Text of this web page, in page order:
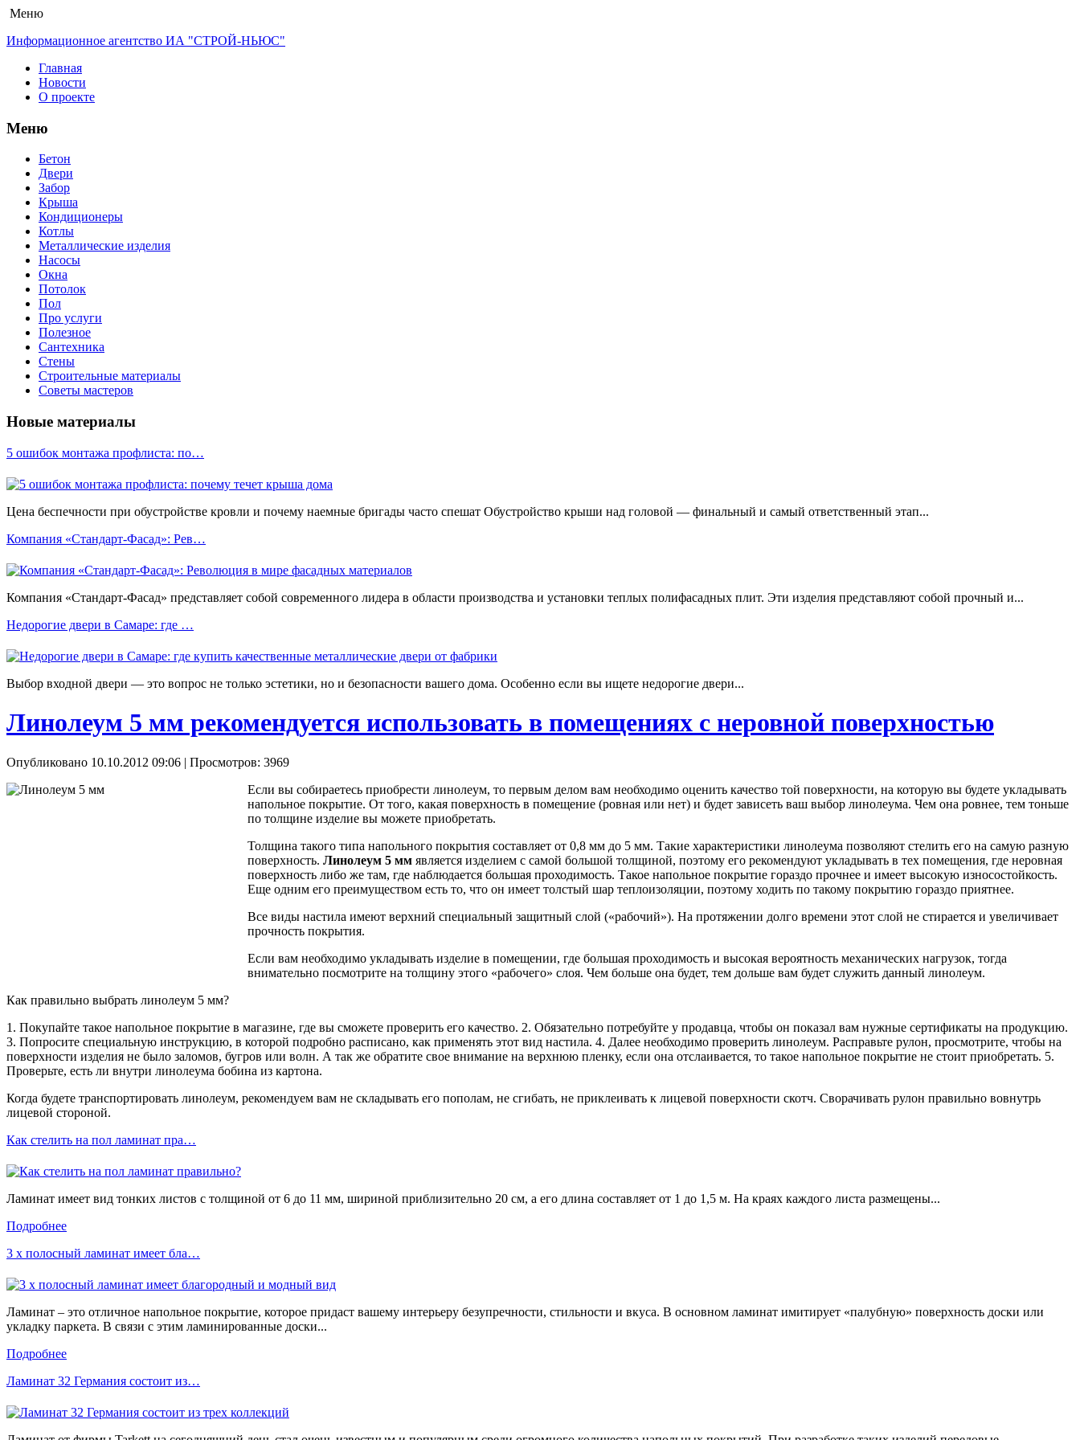
Меню
Информационное агентство ИА "СТРОЙ-НЬЮС"
Главная
Новости
О проекте
Меню
Бетон
Двери
Забор
Крыша
Кондиционеры
Котлы
Металлические изделия
Насосы
Окна
Потолок
Пол
Про услуги
Полезное
Сантехника
Стены
Строительные материалы
Советы мастеров
Новые материалы
5 ошибок монтажа профлиста: по…
Цена беспечности при обустройстве кровли и почему наемные бригады часто спешат Обустройство крыши над головой — финальный и самый ответственный этап...
Компания «Стандарт-Фасад»: Рев…
Компания «Стандарт-Фасад» представляет собой современного лидера в области производства и установки теплых полифасадных плит. Эти изделия представляют собой прочный и...
Недорогие двери в Самаре: где …
Выбор входной двери — это вопрос не только эстетики, но и безопасности вашего дома. Особенно если вы ищете недорогие двери...
Линолеум 5 мм рекомендуется использовать в помещениях с неровной поверхностью
Опубликовано 10.10.2012 09:06 | Просмотров: 3969
Если вы собираетесь приобрести линолеум, то первым делом вам необходимо оценить качество той поверхности, на которую вы будете укладывать
напольное покрытие. От того, какая поверхность в помещение (ровная или нет) и будет зависеть ваш выбор линолеума. Чем она ровнее, тем тоньше
по толщине изделие вы можете приобретать.
Толщина такого типа напольного покрытия составляет от 0,8 мм до 5 мм. Такие характеристики линолеума позволяют стелить его на самую разную
поверхность. Линолеум 5 мм является изделием с самой большой толщиной, поэтому его рекомендуют укладывать в тех помещения, где неровная
поверхность либо же там, где наблюдается большая проходимость. Такое напольное покрытие гораздо прочнее и имеет высокую износостойкость.
Еще одним его преимуществом есть то, что он имеет толстый шар теплоизоляции, поэтому ходить по такому покрытию гораздо приятнее.
Все виды настила имеют верхний специальный защитный слой («рабочий»). На протяжении долго времени этот слой не стирается и увеличивает
прочность покрытия.
Если вам необходимо укладывать изделие в помещении, где большая проходимость и высокая вероятность механических нагрузок, тогда
внимательно посмотрите на толщину этого «рабочего» слоя. Чем больше она будет, тем дольше вам будет служить данный линолеум.
Как правильно выбрать линолеум 5 мм?
1. Покупайте такое напольное покрытие в магазине, где вы сможете проверить его качество. 2. Обязательно потребуйте у продавца, чтобы он показал вам нужные сертификаты на продукцию.
3. Попросите специальную инструкцию, в которой подробно расписано, как применять этот вид настила. 4. Далее необходимо проверить линолеум. Расправьте рулон, просмотрите, чтобы на
поверхности изделия не было заломов, бугров или волн. А так же обратите свое внимание на верхнюю пленку, если она отслаивается, то такое напольное покрытие не стоит приобретать. 5.
Проверьте, есть ли внутри линолеума бобина из картона.
Когда будете транспортировать линолеум, рекомендуем вам не складывать его пополам, не сгибать, не приклеивать к лицевой поверхности скотч. Сворачивать рулон правильно вовнутрь
лицевой стороной.
Как стелить на пол ламинат пра…
Ламинат имеет вид тонких листов с толщиной от 6 до 11 мм, шириной приблизительно 20 см, а его длина составляет от 1 до 1,5 м. На краях каждого листа размещены...
Подробнее
3 х полосный ламинат имеет бла…
Ламинат – это отличное напольное покрытие, которое придаст вашему интерьеру безупречности, стильности и вкуса. В основном ламинат имитирует «палубную» поверхность доски или
укладку паркета. В связи с этим ламинированные доски...
Подробнее
Ламинат 32 Германия состоит из…